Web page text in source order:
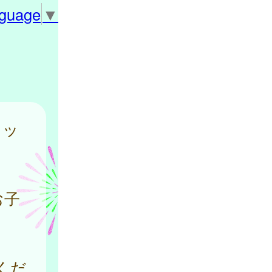
▼
だ